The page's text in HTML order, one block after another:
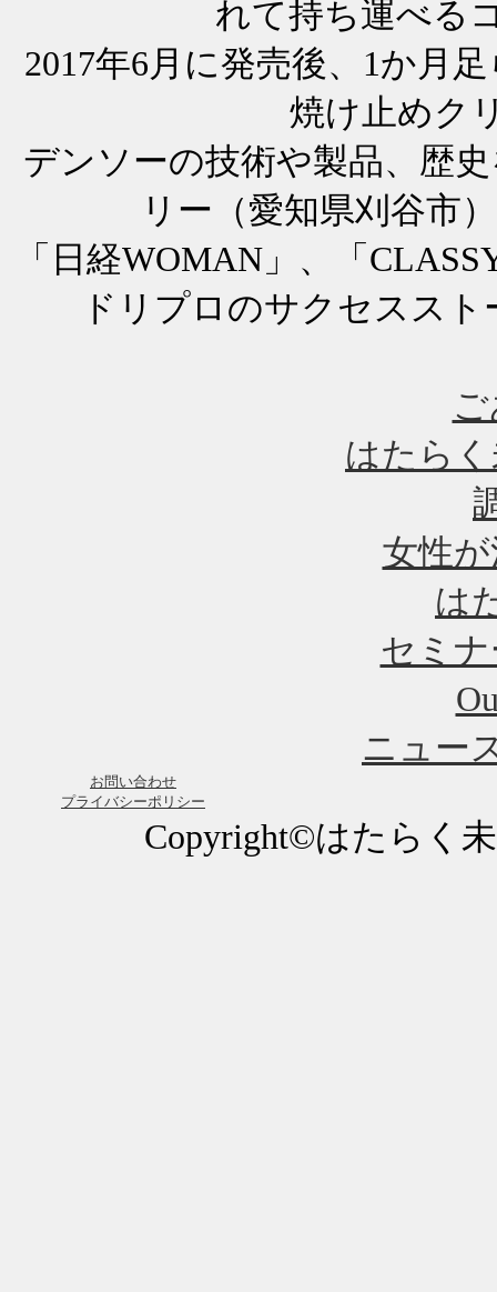
れて持ち運べる
2017年6月に発売後、1か月
焼け止めク
デンソーの技術や製品、歴
リー（愛知県刈谷市
「日経WOMAN」、「
ドリプロのサクセスス
はたら
女性
は
セミ
ニュー
お問い合わせ
プライバシーポリシー
Copyright©はたらく